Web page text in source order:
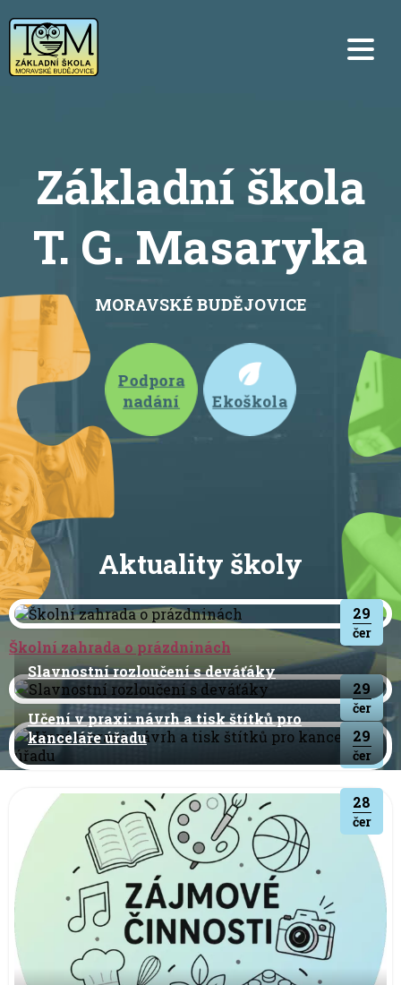
Základní škola
T. G. Masaryka
MORAVSKÉ BUDĚJOVICE
Ekoškola
Podpora
nadání
Aktuality školy
29
čer
Školní zahrada o prázdninách
29
čer
Slavnostní rozloučení s deváťáky
29
čer
Učení v praxi: návrh a tisk štítků pro
kanceláře úřadu
28
čer